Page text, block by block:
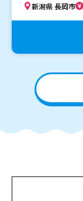
新潟県 長岡市